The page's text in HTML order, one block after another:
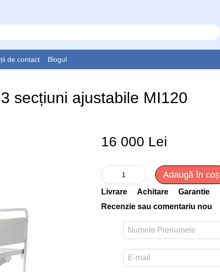
de contact Blogul
secțiuni ajustabile MI120
16 000 Lei
Adaugă în coș
Livrare Achitare
Garantie
Recenzie sau comentariu nou